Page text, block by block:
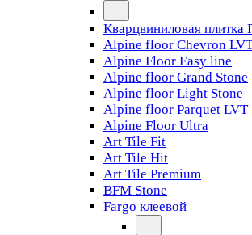
Кварцвиниловая
Alpine floor Chevron
Alpine Floor Easy line
Alpine floor Grand Stone
Alpine floor Light Stone
Alpine floor Parquet LVT
Alpine Floor Ultra
Art Tile Fit
Art Tile Hit
Art Tile Premium
BFM Stone
Fargo клеевой